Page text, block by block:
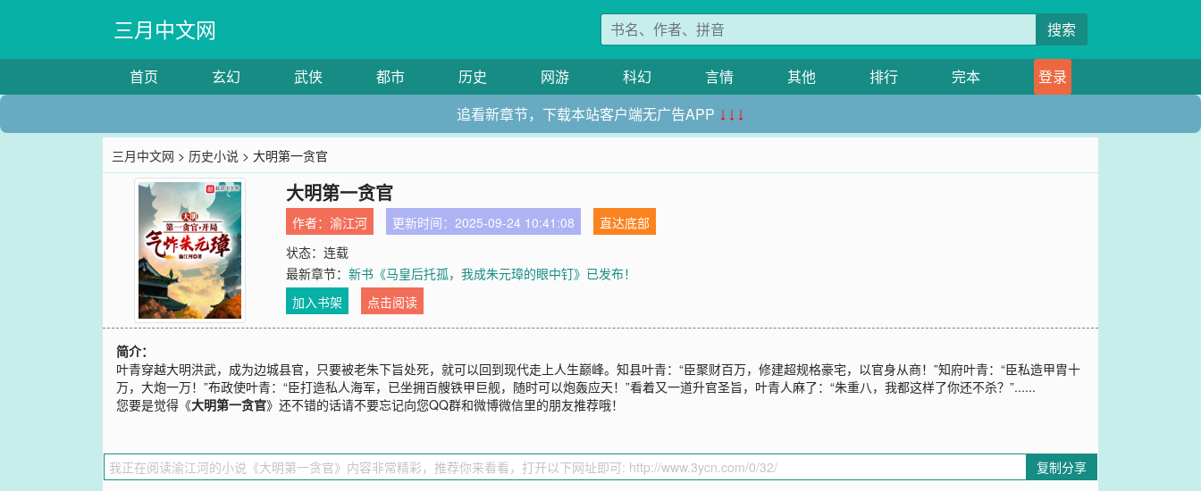
三月中文网 搜索
首页 玄幻 武侠 都市 历史 网游 科幻 言情 其他 排行 完本
登录
追看新章节，下载本站客户端无广告APP ↓↓↓
三月中文网 > 历史小说 > 大明第一贪官
大明第一贪官
作者：渝江河 更新时间：2025-09-24 10:41:08
直达底部
状态：连载
最新章节：新书《马皇后托孤，我成朱元璋的眼中钉》已发布！
加入书架
点击阅读
简介：
叶青穿越大明洪武，成为边城县官，只要被老朱下旨处死，就可以回到现代走上人生巅峰。知县叶青：“臣聚财百万，修建超规格豪宅，以官身从商！”知府叶青：“臣私造甲胄十
万，大炮一万！”布政使叶青：“臣打造私人海军，已坐拥百艘铁甲巨舰，随时可以炮轰应天！”看着又一道升官圣旨，叶青人麻了：“朱重八，我都这样了你还不杀？”......
您要是觉得《大明第一贪官》还不错的话请不要忘记向您QQ群和微博微信里的朋友推荐哦！
复制分享